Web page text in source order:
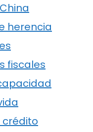
herencia
fiscales
crédito